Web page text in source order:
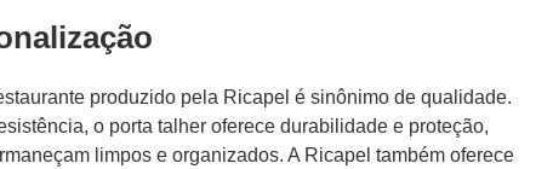
produzido pela Ricapel é sinônimo de qualidade.
o porta talher oferece durabilidade e proteção,
limpos e organizados. A Ricapel também oferece